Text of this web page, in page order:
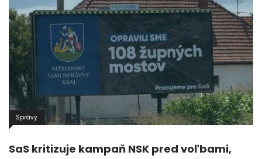
Správy
SaS kritizuje kampaň NSK pred voľbami,